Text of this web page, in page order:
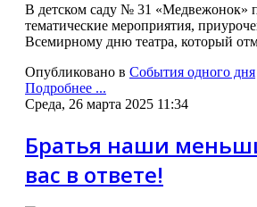
В детском саду № 31 «Медвежонок»
тематические мероприятия,
Всемирному дню театра, который
Опубликовано в События одного дня
Подробнее ...
Среда, 26 марта 2025 11:34
Братья наши
вас в ответе!